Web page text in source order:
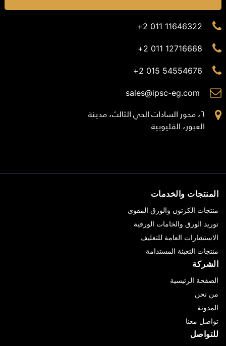
11646322 011 2+
12716668 011 2+
54554676 015 2+
sales@ipsc-eg.com
٦، محور السادات الحي الثالث، مدينة
العبور، القليوبية
المنتجات والخدمات
منتجات الكرتون والورق المقوى
توريد الورق والخامات الورقية
الاستشارات العامة للتغليف
منتجات التعبئة المستدامة
الشركة
الصفحة الرئيسية
من نحن
المدونة
تواصل معنا
للتواصل